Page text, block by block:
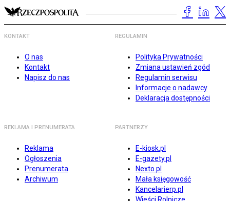
KONTAKT
O nas
Kontakt
Napisz do nas
REGULAMIN
Polityka Prywatności
Zmiana ustawień zgód
Regulamin serwisu
Informacje o nadawcy
Deklaracja dostępności
REKLAMA I PRENUMERATA
Reklama
Ogłoszenia
Prenumerata
Archiwum
PARTNERZY
E-kiosk.pl
E-gazety.pl
Nexto.pl
Mała księgowość
Kancelarierp.pl